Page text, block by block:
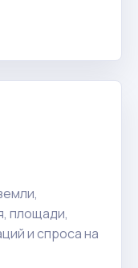
площади,
и спроса на